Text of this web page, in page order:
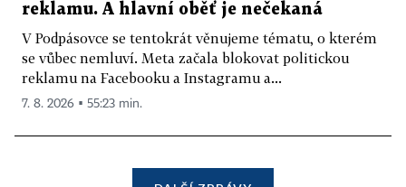
reklamu. A hlavní oběť je nečekaná
V Podpásovce se tentokrát věnujeme tématu, o kterém
se vůbec nemluví. Meta začala blokovat politickou
reklamu na Facebooku a Instagramu a...
7. 8. 2026 ▪ 55:23 min.